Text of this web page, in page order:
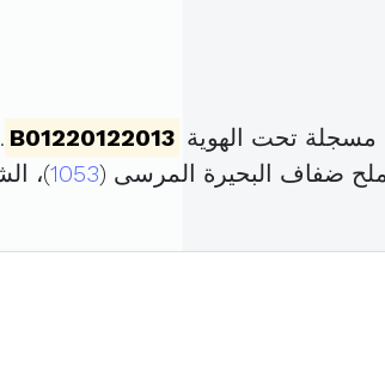
تحت الهوية B01220122013
.
ضفاف البحيرة المرسى (1053)،